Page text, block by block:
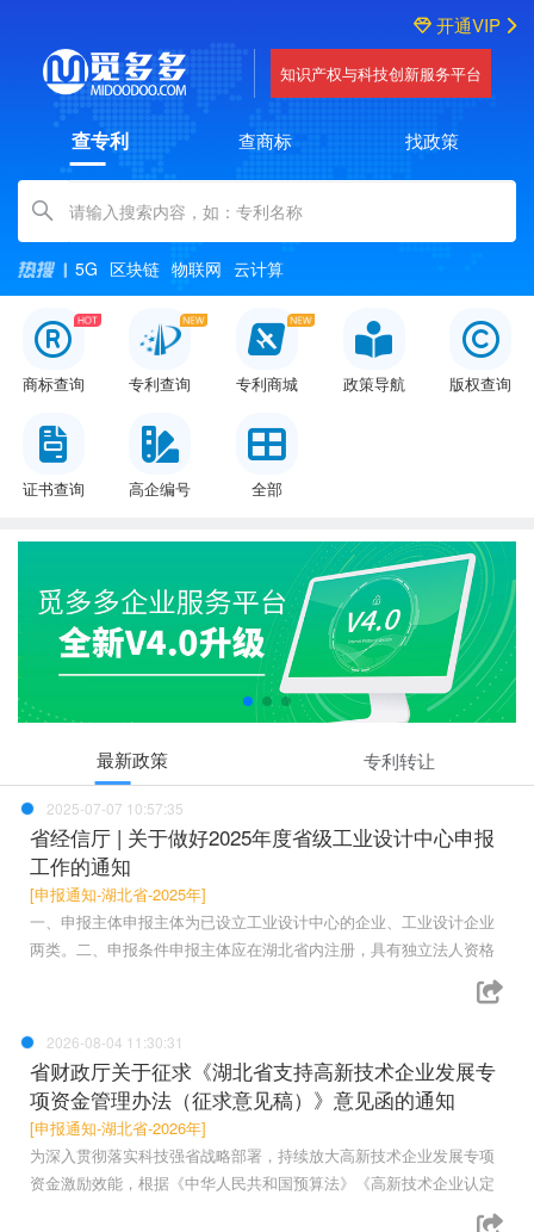
开通VIP
知识产权与科技创新服务平台
查专利 查商标 找政策
Amount (in dollars)
5G 区块链 物联网 云计算
商标查询 专利查询 专利商城 政策导航 版权查询
证书查询 高企编号 全部
最新政策 专利转让
2025-07-07 10:57:35
省经信厅 | 关于做好2025年度省级工业设计中心申报
工作的通知
[申报通知-湖北省-2025年]
一、申报主体申报主体为已设立工业设计中心的企业、工业设计企业
两类。二、申报条件申报主体应在湖北省内注册，具有独立法人资格
2026-08-04 11:30:31
省财政厅关于征求《湖北省支持高新技术企业发展专
项资金管理办法（征求意见稿）》意见函的通知
[申报通知-湖北省-2026年]
为深入贯彻落实科技强省战略部署，持续放大高新技术企业发展专项
资金激励效能，根据《中华人民共和国预算法》《高新技术企业认定